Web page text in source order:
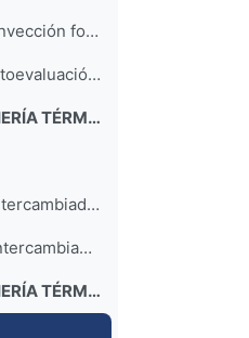
Vídeo docente: Convección forzada con flujo externo - Determinación experimental de correlaciones
Cuestionario de autoevaluación -Convección forzada flujo externo
BLOQUE 2 - INGENIERÍA TÉRMICA: Tema 5. Intercambiadores de calor
Vídeo docente 1: Intercambiadores de Calor - Tipos, balance de energía y coeficiente global de transferencia de calor
Vídeo docente 2: Intercambiadores de Calor - Métodos de cálculo
BLOQUE 2 - INGENIERÍA TÉRMICA: Tema 6. Psicrometría